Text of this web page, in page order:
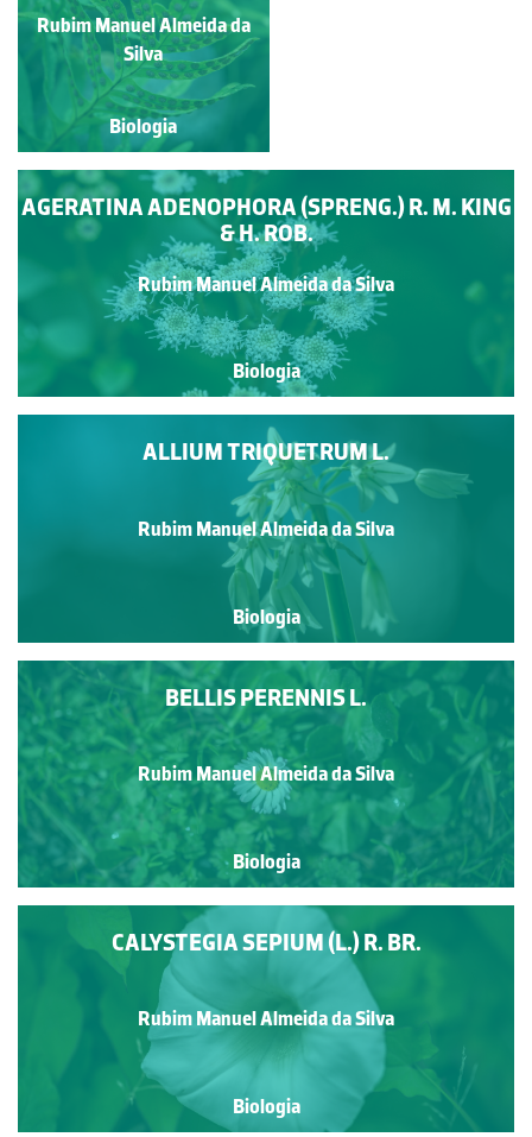
Pedro Freitas
Biologia
Rubim Manuel Almeida da
Silva
Biologia
AGERATINA ADENOPHORA (SPRENG.) R. M. KING
& H. ROB.
Rubim Manuel Almeida da Silva
Biologia
ALLIUM TRIQUETRUM L.
Rubim Manuel Almeida da Silva
Biologia
BELLIS PERENNIS L.
Rubim Manuel Almeida da Silva
Biologia
CALYSTEGIA SEPIUM (L.) R. BR.
Rubim Manuel Almeida da Silva
Biologia